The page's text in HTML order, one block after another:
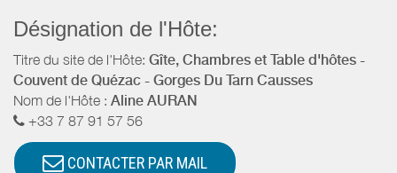
Désignation de l'Hôte:
Titre du site de l'Hôte: Gîte, Chambres et Table d'hôtes -
Couvent de Quézac - Gorges Du Tarn Causses
Nom de l'Hôte : Aline AURAN
+33 7 87 91 57 56
CONTACTER PAR MAIL